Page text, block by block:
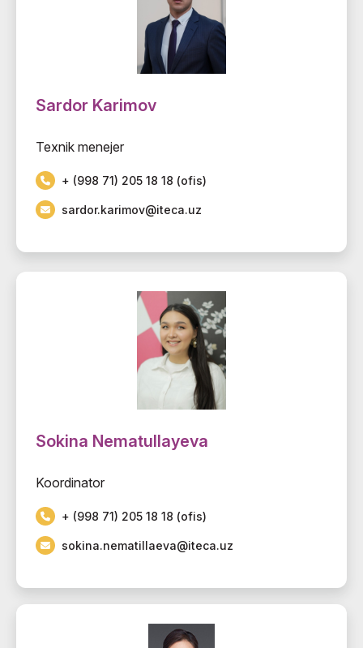
Sardor Karimov
Texnik menejer
+ (998 71) 205 18 18 (ofis)
sardor.karimov@iteca.uz
Sokina Nematullayeva
Koordinator
+ (998 71) 205 18 18 (ofis)
sokina.nematillaeva@iteca.uz